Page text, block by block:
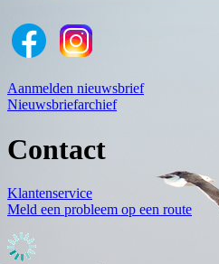
Aanmelden nieuwsbrief
Nieuwsbriefarchief
Contact
Klantenservice
Meld een probleem op een route